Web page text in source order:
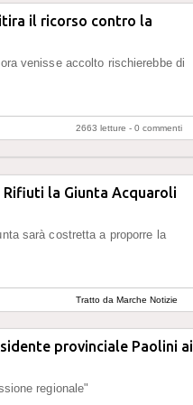
il ricorso contro la
venisse accolto rischierebbe di
2663 letture - 0 commenti
la Giunta Acquaroli
sarà costretta a proporre la
Tratto da Marche Notizie
provinciale Paolini ai
regionale"